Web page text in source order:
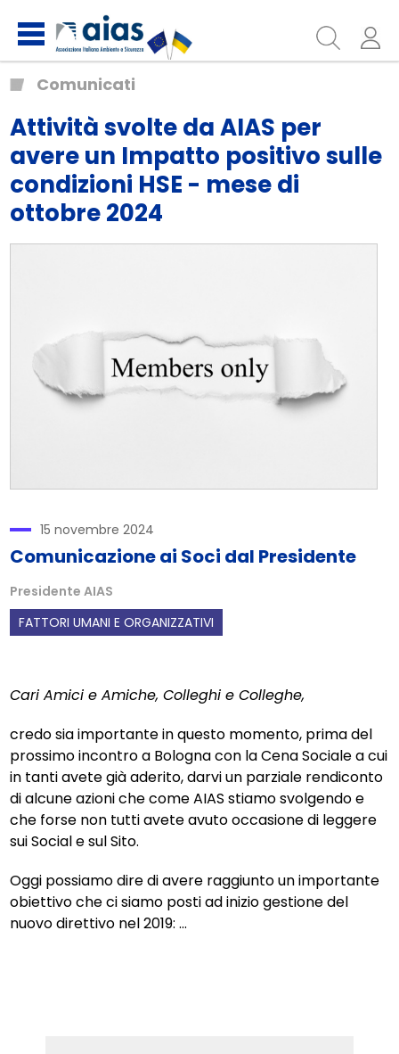
Comunicati
Attività svolte da AIAS per
avere un Impatto positivo sulle
condizioni HSE - mese di
ottobre 2024
15 novembre 2024
Comunicazione ai Soci dal Presidente
Presidente AIAS
FATTORI UMANI E ORGANIZZATIVI
Cari Amici e Amiche, Colleghi e Colleghe,
credo sia importante in questo momento, prima del
prossimo incontro a Bologna con la Cena Sociale a cui
in tanti avete già aderito, darvi un parziale rendiconto
di alcune azioni che come AIAS stiamo svolgendo e
che forse non tutti avete avuto occasione di leggere
sui Social e sul Sito.
Oggi possiamo dire di avere raggiunto un importante
obiettivo che ci siamo posti ad inizio gestione del
nuovo direttivo nel 2019: ...